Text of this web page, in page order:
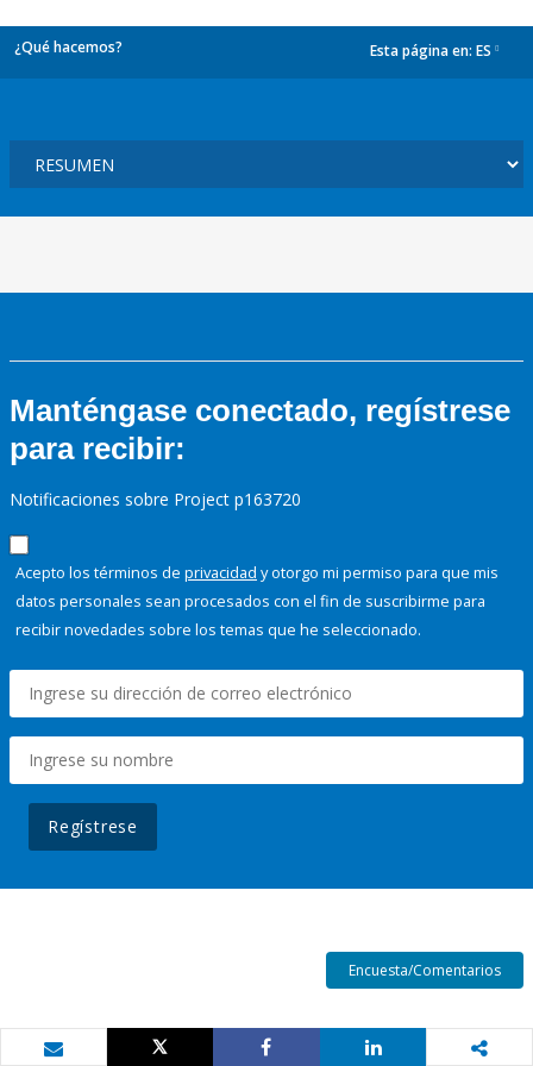
¿Qué hacemos? Esta página en: ES
Manténgase conectado, regístrese
para recibir:
Notificaciones sobre Project p163720
Acepto los términos de privacidad y otorgo mi permiso para que mis
datos personales sean procesados con el fin de suscribirme para
recibir novedades sobre los temas que he seleccionado.
Regístrese
Encuesta/Comentarios